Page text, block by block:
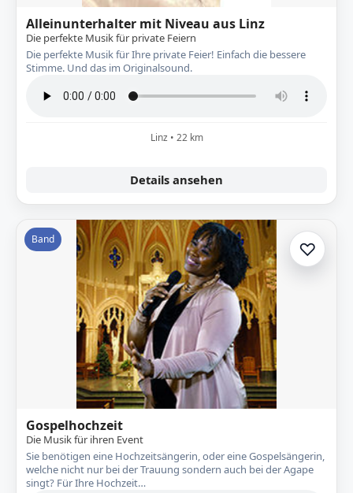
Alleinunterhalter mit Niveau aus Linz
Die perfekte Musik für private Feiern
Die perfekte Musik für Ihre private Feier! Einfach die bessere
Stimme. Und das im Originalsound.
Linz • 22 km
Details ansehen
Band ♡Zur
Gospelhochzeit
Die Musik für ihren Event
Sie benötigen eine Hochzeitsängerin, oder eine Gospelsängerin,
welche nicht nur bei der Trauung sondern auch bei der Agape
singt? Für Ihre Hochzeit…